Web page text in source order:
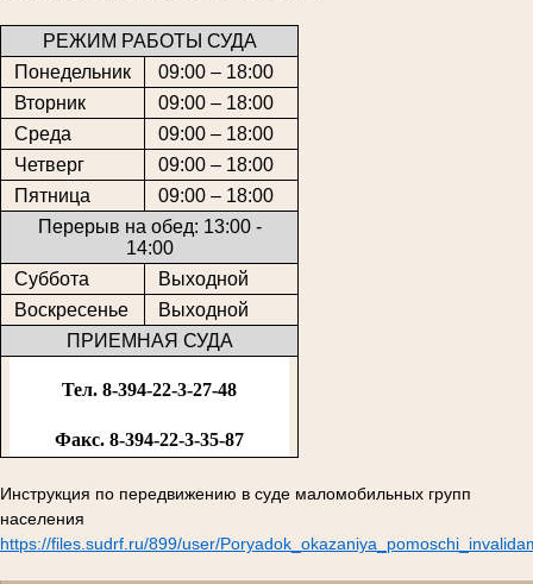
РЕЖИМ РАБОТЫ СУДА
Понедельник
09:00 – 18:00
Вторник
09:00 – 18:00
Среда
09:00 – 18:00
Четверг
09:00 – 18:00
Пятница
09:00 – 18:00
Перерыв на обед: 13:00 -
14:00
Суббота
Выходной
Воскресенье
Выходной
ПРИЕМНАЯ СУДА
Тел. 8-394-22-3-27-48
Факс. 8-394-22-3-35-87
Инструкция по передвижению в суде маломобильных групп
населения
https://files.sudrf.ru/899/user/